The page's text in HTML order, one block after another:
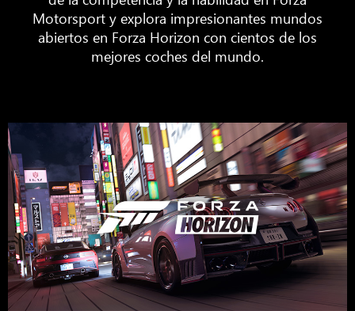
Motorsport y explora impresionantes mundos
abiertos en Forza Horizon con cientos de los
mejores coches del mundo.